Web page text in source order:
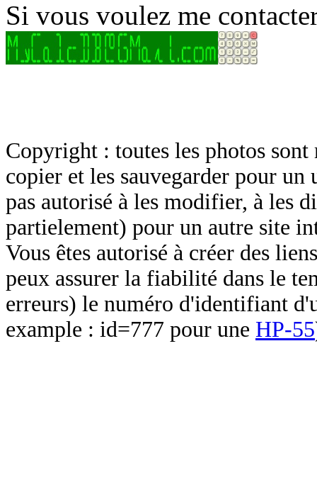
Si vous voulez me
Copyright : toutes les photos sont
copier et les sauvegarder pour un
pas autorisé à les modifier, à les
partielement) pour un autre site
Vous êtes autorisé à créer des
peux assurer la fiabilité dans le
erreurs) le numéro d'identifiant
example : id=777 pour une HP-55